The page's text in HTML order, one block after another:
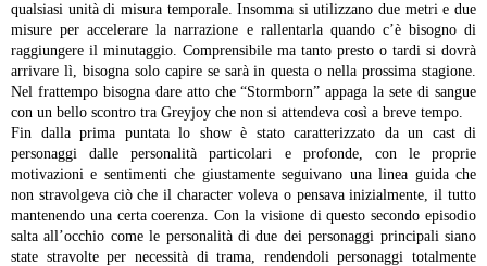
qualsiasi unità di misura temporale. Insomma si utilizzano due metri e due
misure per accelerare la narrazione e rallentarla quando c’è bisogno di
raggiungere il minutaggio. Comprensibile ma tanto presto o tardi si dovrà
arrivare lì, bisogna solo capire se sarà in questa o nella prossima stagione.
Nel frattempo bisogna dare atto che “Stormborn” appaga la sete di sangue
con un bello scontro tra Greyjoy che non si attendeva così a breve tempo.
Fin dalla prima puntata lo show è stato caratterizzato da un cast di
personaggi dalle personalità particolari e profonde, con le proprie
motivazioni e sentimenti che giustamente seguivano una linea guida che
non stravolgeva ciò che il character voleva o pensava inizialmente, il tutto
mantenendo una certa coerenza. Con la visione di questo secondo episodio
salta all’occhio come le personalità di due dei personaggi principali siano
state stravolte per necessità di trama, rendendoli personaggi totalmente